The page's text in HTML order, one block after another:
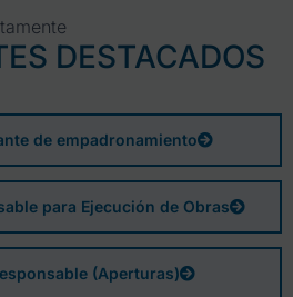
DESTACADOS
de empadronamiento
para Ejecución de Obras
(Aperturas)